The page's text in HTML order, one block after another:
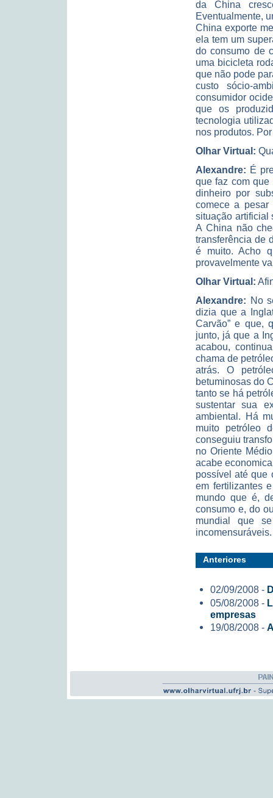
da China
Eventualmente,
China exporte
ela tem um
do consumo de
uma bicicleta
que não pode
custo sócio-
consumidor
que os
tecnologia
nos produtos.
Olhar Virtual:
Alexandre: É
que faz com que
dinheiro por
comece a
situação artificial
A China não
transferência de
é muito. Acho
provavelmente
Olhar Virtual:
Alexandre: No
dizia que a
Carvão” e que,
junto, já que a
acabou,
chama de
atrás. O
betuminosas do
tanto se há
sustentar sua
ambiental. Há
muito petróleo
conseguiu
no Oriente
acabe
possível até que
em fertilizantes
mundo que é,
consumo e, do
mundial que
Anteriores
02/09/2008 -
05/08/2008 -
empresas
19/08/2008 -